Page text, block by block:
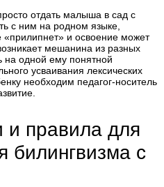
отдать малыша в сад с
с ним на родном языке,
и освоение может
мешанина из разных
на одной ему понятной
усваивания лексических
необходим педагог-носитель
и правила для
билингвизма с